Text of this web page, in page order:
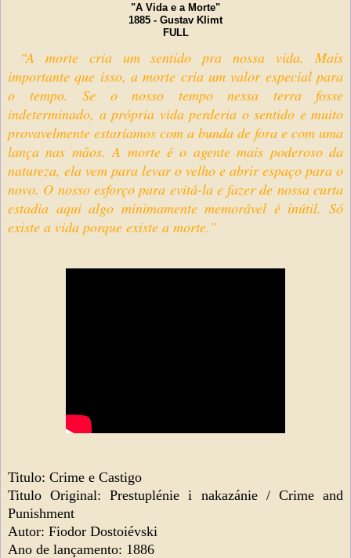
"A Vida e a Morte"
1885 - Gustav Klimt
FULL
“A morte cria um sentido pra nossa vida. Mais
importante que isso, a morte cria um valor especial para
o tempo. Se o nosso tempo nessa terra fosse
indeterminado, a própria vida perderia o sentido e muito
provavelmente estaríamos com a bunda de fora e com uma
lança nas mãos. A morte é o agente mais poderoso da
natureza, ela vem para levar o velho e abrir espaço para o
novo. O nosso esforço para evitá-la e fazer de nossa curta
estadia aqui algo minimamente memorável é inútil. Só
existe a vida porque existe a morte.”
Titulo: Crime e Castigo
Titulo Original: Prestuplénie i nakazánie / Crime and
Punishment
Autor: Fiodor Dostoiévski
Ano de lançamento: 1886